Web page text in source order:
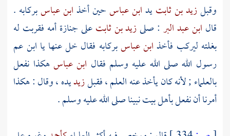
وقبلزيد بن ثابتيدابن عباسحين أخذابن عباسبركابه .
قال ابن عبد البر : صلىزيد بن ثابتعلى جنازة أمه فقربت له
بغلته ليركب فأخذابن عباسبركابه فقال خل عنها يا ابن عم
رسول الله صلى الله عليه وسلم فقال ابن عباسهكذا نفعل
بالعلماء ; لأنه كان يأخذ عنه العلم ، فقبلزيديده ، وقال : هكذا
أمرنا أن نفعل بأهل بيت نبينا صلى الله عليه وسلم .